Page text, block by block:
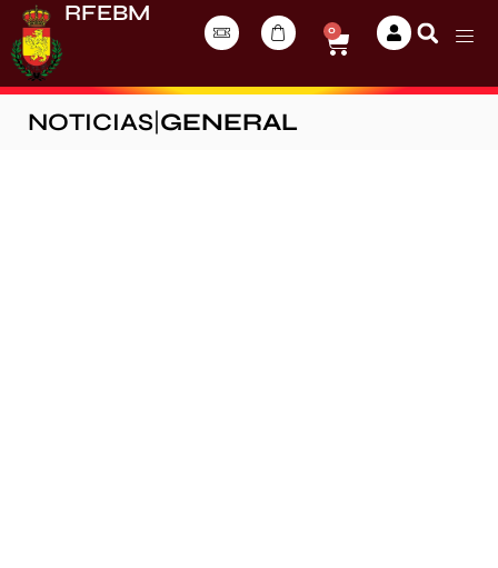
RFEBM
0
NOTICIAS GENERAL